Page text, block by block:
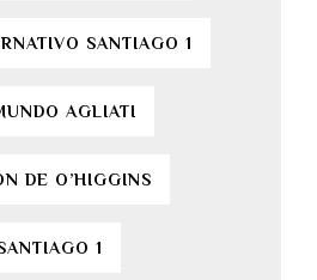
SANTIAGO 1
AGLIATI
DE O’HIGGINS
1